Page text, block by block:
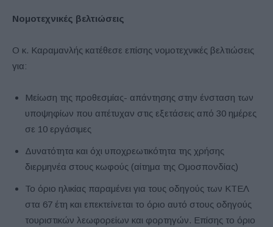
Νομοτεχνικές βελτιώσεις
Ο κ. Καραμανλής κατέθεσε επίσης νομοτεχνικές βελτιώσεις
για:
Μείωση της προθεσμίας- απάντησης στην ένσταση των
υποψηφίων που απέτυχαν στις εξετάσεις από 30 ημέρες
σε 10 εργάσιμες
Δυνατότητα και όχι υποχρεωτικότητα της χρήσης
διερμηνέα στους κωφούς (αίτημα της Ομοσπονδίας)
Το όριο ηλικίας παραμένει για τους οδηγούς των ΚΤΕΛ
στα 67 έτη και επεκτείνεται το όριο αυτό στους οδηγούς
τουριστικών λεωφορείων και φορτηγών. Επίσης το όριο